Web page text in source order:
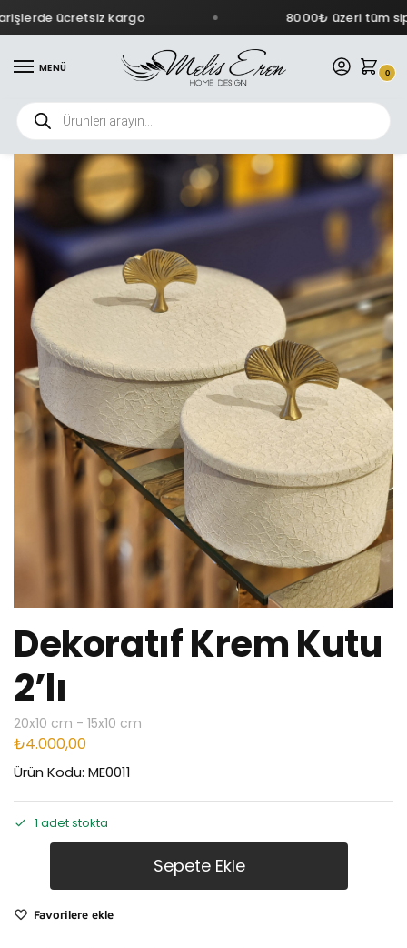
ücretsiz kargo 8000₺ üzeri tüm
MENÜ 0
Dekoratıf Krem Kutu
2’lı
20x10 cm - 15x10 cm
₺4.000,00
Ürün Kodu: ME0011
1 adet stokta
Sepete Ekle
Favorilere ekle